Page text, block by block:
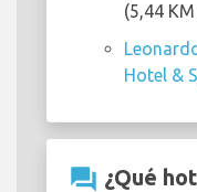
(5,44
Hotel &
question_answer ¿Qué